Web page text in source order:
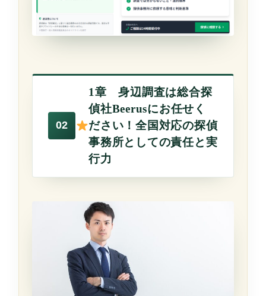
1章 身辺調査は総合探
偵社Beerusにお任せく
ださい！全国対応の探偵
事務所としての責任と実
行力